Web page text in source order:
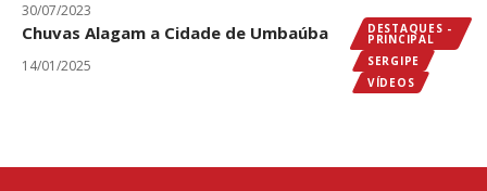
30/07/2023
DESTAQUES -
PRINCIPAL
SERGIPE
VÍDEOS
Chuvas Alagam a Cidade de Umbaúba
14/01/2025